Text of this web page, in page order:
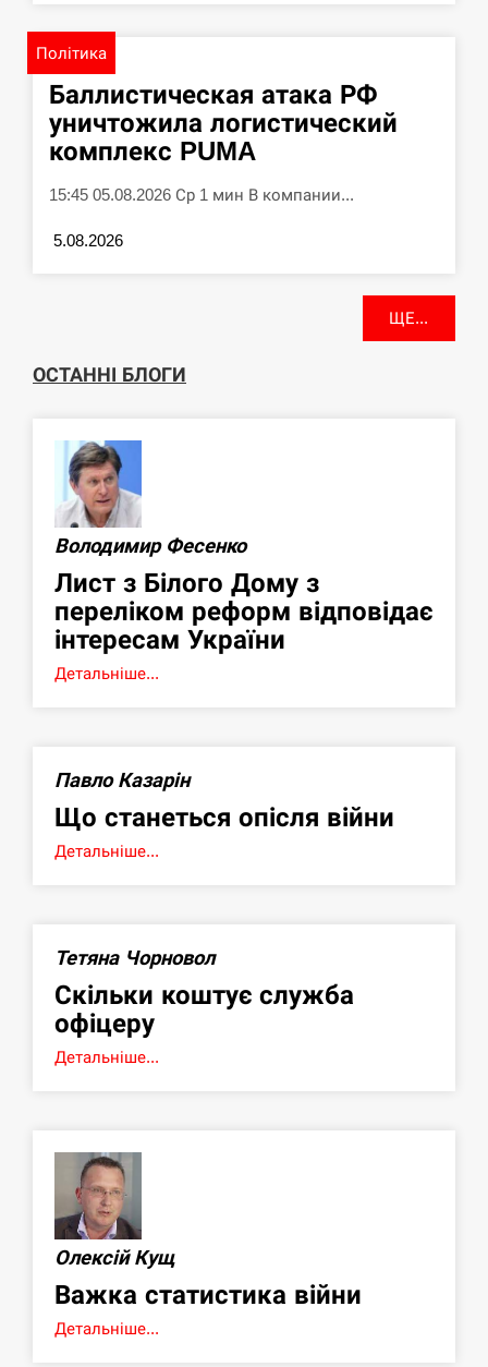
Політика
Баллистическая атака РФ
уничтожила логистический
комплекс PUMA
15:45 05.08.2026 Ср 1 мин В компании...
5.08.2026
ЩЕ...
ОСТАННІ БЛОГИ
Володимир Фесенко
Лист з Білого Дому з
переліком реформ відповідає
інтересам України
Детальніше...
Павло Казарін
Що станеться опісля війни
Детальніше...
Тетяна Чорновол
Скільки коштує служба
офіцеру
Детальніше...
Олексій Кущ
Важка статистика війни
Детальніше...